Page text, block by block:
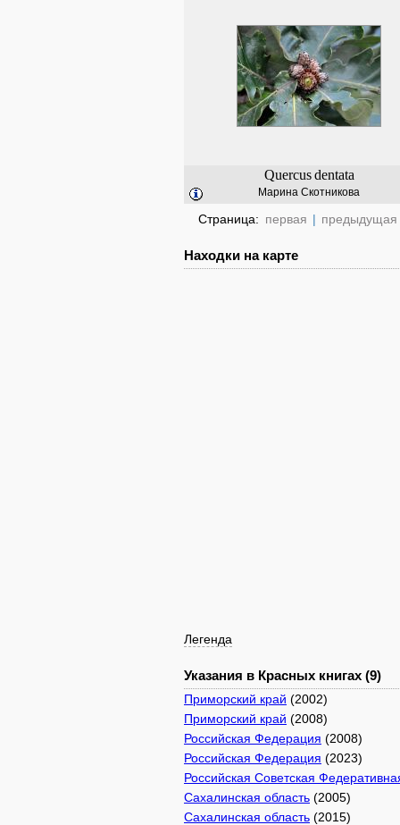
Quercus dentata
Марина Скотникова
Страница: первая | предыдущая
Находки на карте
Легенда
Указания в Красных книгах (9)
Приморский край (2002)
Приморский край (2008)
Российская Федерация (2008)
Российская Федерация (2023)
Российская Советская
Сахалинская область (2005)
Сахалинская область (2015)